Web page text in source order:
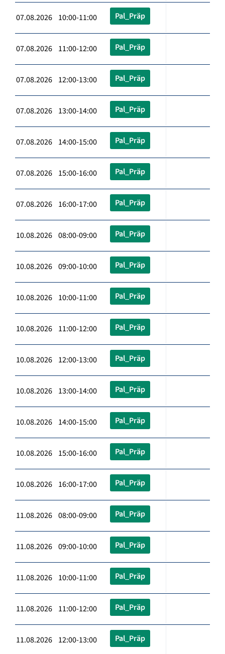
07.08.2026 10:00-11:00 Pal_Präp
07.08.2026 11:00-12:00 Pal_Präp
07.08.2026 12:00-13:00 Pal_Präp
07.08.2026 13:00-14:00 Pal_Präp
07.08.2026 14:00-15:00 Pal_Präp
07.08.2026 15:00-16:00 Pal_Präp
07.08.2026 16:00-17:00 Pal_Präp
10.08.2026 08:00-09:00 Pal_Präp
10.08.2026 09:00-10:00 Pal_Präp
10.08.2026 10:00-11:00 Pal_Präp
10.08.2026 11:00-12:00 Pal_Präp
10.08.2026 12:00-13:00 Pal_Präp
10.08.2026 13:00-14:00 Pal_Präp
10.08.2026 14:00-15:00 Pal_Präp
10.08.2026 15:00-16:00 Pal_Präp
10.08.2026 16:00-17:00 Pal_Präp
11.08.2026 08:00-09:00 Pal_Präp
11.08.2026 09:00-10:00 Pal_Präp
11.08.2026 10:00-11:00 Pal_Präp
11.08.2026 11:00-12:00 Pal_Präp
11.08.2026 12:00-13:00 Pal_Präp